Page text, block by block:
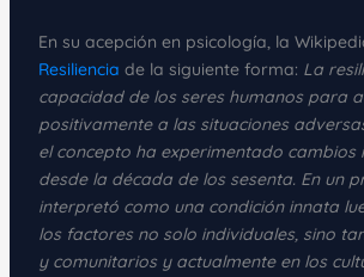
En su acepción en psicología, la
Resiliencia de la siguiente forma: La
capacidad de los seres humanos para
positivamente a las situaciones
el concepto ha experimentado cambios
desde la década de los sesenta. En un
interpretó como una condición innata
los factores no solo individuales, sino
y comunitarios y actualmente en los